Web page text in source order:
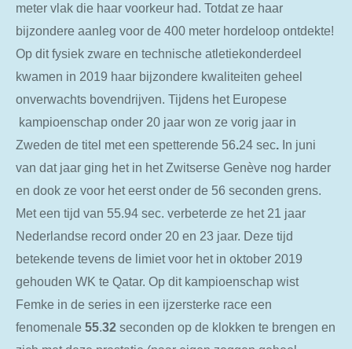
meter vlak die haar voorkeur had. Totdat ze haar
bijzondere aanleg voor de 400 meter hordeloop ontdekte!
Op dit fysiek zware en technische atletiekonderdeel
kwamen in 2019 haar bijzondere kwaliteiten geheel
onverwachts bovendrijven. Tijdens het Europese
kampioenschap onder 20 jaar won ze vorig jaar in
Zweden de titel met een spetterende 56.24 sec. In juni
van dat jaar ging het in het Zwitserse Genève nog harder
en dook ze voor het eerst onder de 56 seconden grens.
Met een tijd van 55.94 sec. verbeterde ze het 21 jaar
Nederlandse record onder 20 en 23 jaar. Deze tijd
betekende tevens de limiet voor het in oktober 2019
gehouden WK te Qatar. Op dit kampioenschap wist
Femke in de series in een ijzersterke race een
fenomenale 55.32 seconden op de klokken te brengen en